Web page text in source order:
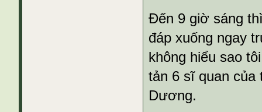
Đến 9 giờ sáng
đáp xuống ngay
không hiểu sao
tản 6 sĩ quan của
Dương.